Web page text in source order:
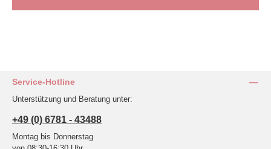
Service-Hotline
Unterstützung und Beratung unter:
+49 (0) 6781 - 43488
Montag bis Donnerstag